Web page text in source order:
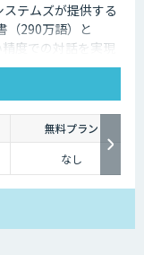
テムズが提供する
（290万語）と
度での対話を実現
、さらに利用状況
り、自社で簡単に
無料プラン
なし